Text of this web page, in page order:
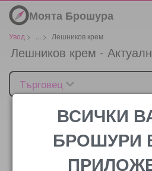
Моята Брошура
Увод > > Лешников крем
Лешников крем -
Търговец
Цената
ВСИЧКИ
БРОШУРИ